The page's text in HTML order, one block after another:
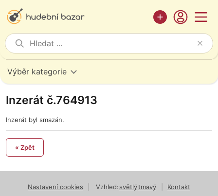
Výběr kategorie
Inzerát č.764913
Inzerát byl smazán.
« Zpět
Nastavení cookies Vzhled:světlýtmavý
Kontakt